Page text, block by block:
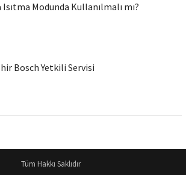
Modunda Kullanılmalı mı?
Bosch Yetkili Servisi
Tüm Hakkı Saklıdır